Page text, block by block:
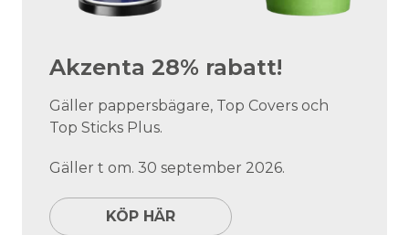
Akzenta 28% rabatt!
Gäller pappersbägare, Top Covers och
Top Sticks Plus.
Gäller t om. 30 september 2026.
KÖP HÄR